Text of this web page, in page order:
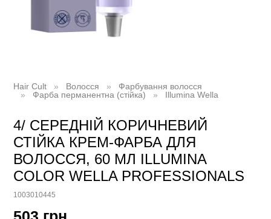
Hair Cult Волосся
Фарбування волосся
Фарба перманентна (стійка)
Illumina Wella
4/ СЕРЕДНІЙ КОРИЧНЕВИЙ
СТІЙКА КРЕМ-ФАРБА ДЛЯ
ВОЛОССЯ, 60 МЛ ILLUMINA
COLOR WELLA PROFESSIONALS
1003010445